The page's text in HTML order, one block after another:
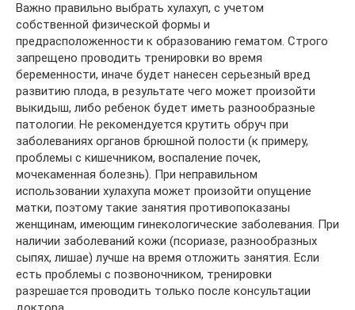
Важно правильно выбрать хулахуп, с учетом
собственной физической формы и
предрасположенности к образованию гематом. Строго
запрещено проводить тренировки во время
беременности, иначе будет нанесен серьезный вред
развитию плода, в результате чего может произойти
выкидыш, либо ребенок будет иметь разнообразные
патологии. Не рекомендуется крутить обруч при
заболеваниях органов брюшной полости (к примеру,
проблемы с кишечником, воспаление почек,
мочекаменная болезнь). При неправильном
использовании хулахупа может произойти опущение
матки, поэтому такие занятия противопоказаны
женщинам, имеющим гинекологические заболевания. При
наличии заболеваний кожи (псориазе, разнообразных
сыпях, лишае) лучше на время отложить занятия. Если
есть проблемы с позвоночником, тренировки
разрешается проводить только после консультации